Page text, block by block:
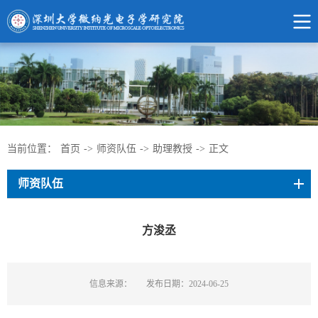
当前位置： 首页 -> 师资队伍 -> 助理教授 -> 正文
师资队伍
方浚丞
信息来源： 发布日期：2024-06-25